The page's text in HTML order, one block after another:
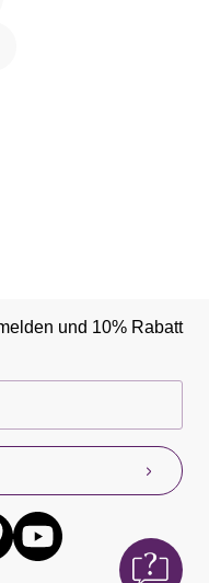
und 10% Rabatt